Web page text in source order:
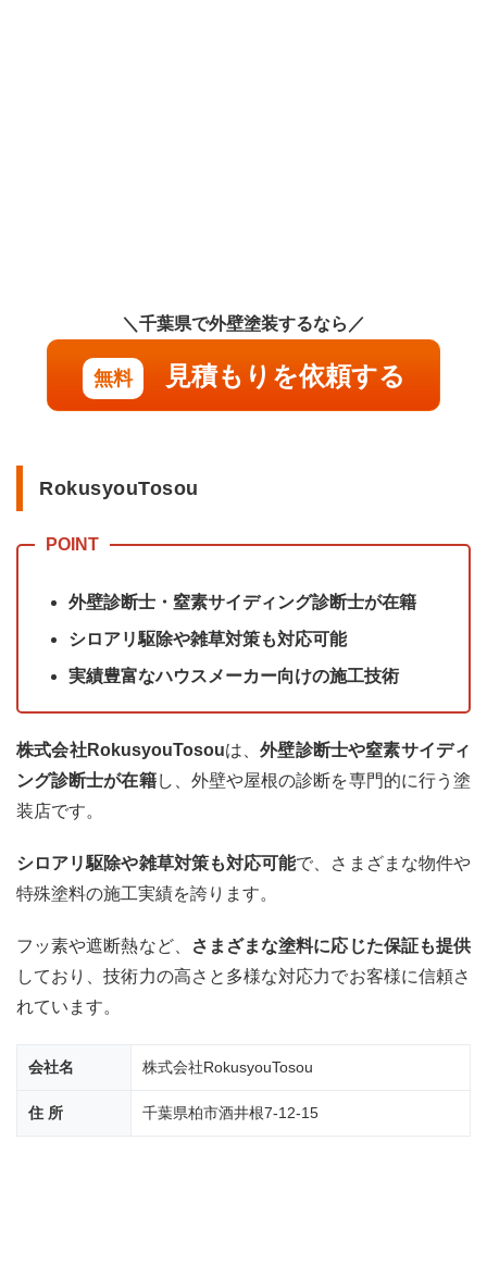
見積
装の
の費
見積
り
5
壁塗
助成
金情
報
千葉
県の
外壁
の優
良塗
装店
まと
め
＼千葉県で外壁塗装するなら／
無料 見積もりを依頼する
RokusyouTosou
外壁診断士・窒素サイディング診断士が在籍
シロアリ駆除や雑草対策も対応可能
実績豊富なハウスメーカー向けの施工技術
株式会社RokusyouTosouは、外壁診断士や窒素サイディ
ング診断士が在籍し、外壁や屋根の診断を専門的に行う塗
装店です。
シロアリ駆除や雑草対策も対応可能で、さまざまな物件や
特殊塗料の施工実績を誇ります。
フッ素や遮断熱など、
さまざまな塗料に応じた保証も提供
しており、技術力の高さと多様な対応力でお客様に信頼さ
れています。
会社名 株式会社RokusyouTosou
住 所 千葉県柏市酒井根7-12-15